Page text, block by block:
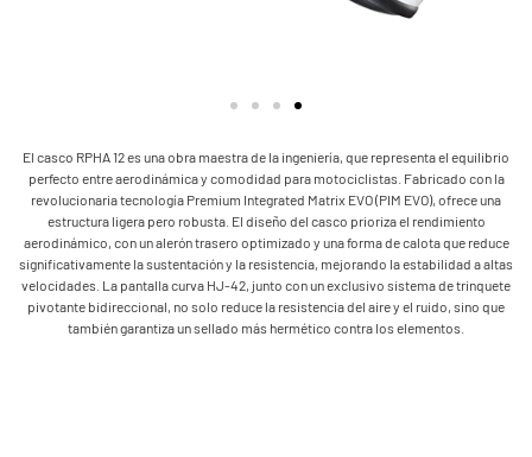
El casco RPHA 12 es una obra maestra de la ingeniería, que representa el equilibrio
perfecto entre aerodinámica y comodidad para motociclistas. Fabricado con la
revolucionaria tecnología Premium Integrated Matrix EVO (PIM EVO), ofrece una
estructura ligera pero robusta. El diseño del casco prioriza el rendimiento
aerodinámico, con un alerón trasero optimizado y una forma de calota que reduce
significativamente la sustentación y la resistencia, mejorando la estabilidad a altas
velocidades. La pantalla curva HJ-42, junto con un exclusivo sistema de trinquete
pivotante bidireccional, no solo reduce la resistencia del aire y el ruido, sino que
también garantiza un sellado más hermético contra los elementos.